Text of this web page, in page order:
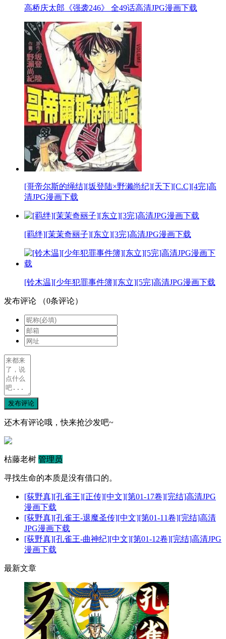
高桥庆太郎《强袭246》 全49话高清JPG漫画下载
[哥帝尔斯的绳结][坂登陆×野濑尚纪][天下][C.C][4完]高
清JPG漫画下载
[羁绊][茉茉奇丽子][东立][3完]高清JPG漫画下载
[铃木温][少年犯罪事件簿][东立][5完]高清JPG漫画下载
发布评论 （0条评论）
发布评论
还木有评论哦，快来抢沙发吧~
枯藤老树 管理员
寻找生命的本质是没有借口的。
[荻野真][孔雀王][正传][中文][第01-17卷][完结]高清JPG
漫画下载
[荻野真][孔雀王-退魔圣传][中文][第01-11卷][完结]高清
JPG漫画下载
[荻野真][孔雀王-曲神纪][中文][第01-12卷][完结]高清JPG
漫画下载
最新文章